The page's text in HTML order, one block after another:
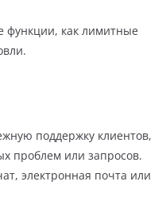
функции, как лимитные
поддержку клиентов,
проблем или запросов.
электронная почта или